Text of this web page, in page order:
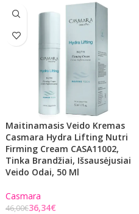
Maitinamasis Veido Kremas
Casmara Hydra Lifting Nutri
Firming Cream CASA11002,
Tinka Brandžiai, Išsausėjusiai
Veido Odai, 50 Ml
Casmara
46,00€36,34€